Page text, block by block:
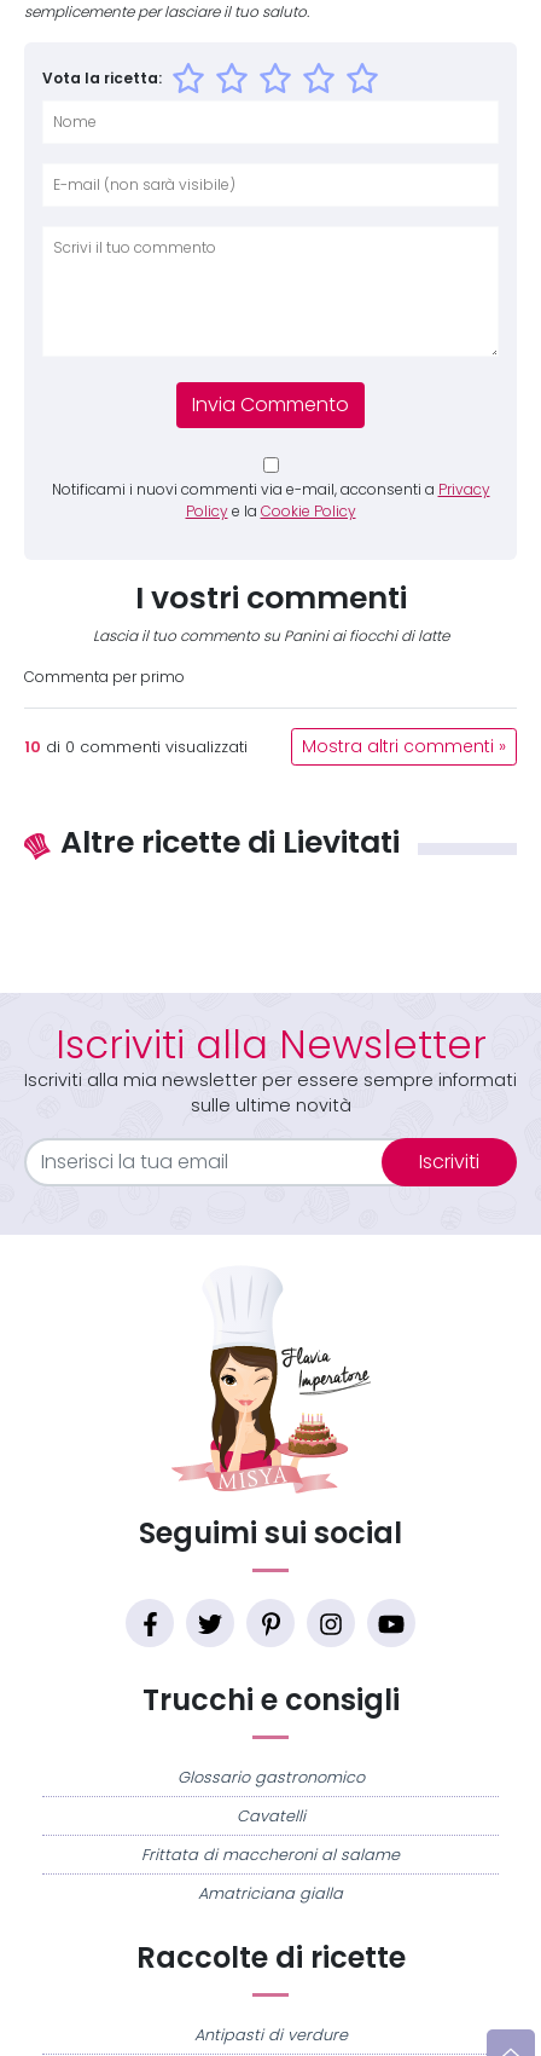
semplicemente per lasciare il tuo saluto.
Vota la ricetta:
Notificami i nuovi commenti via e-mail, acconsenti a Privacy
Policy e la Cookie Policy
I vostri commenti
Lascia il tuo commento su Panini ai fiocchi di latte
Commenta per primo
10 di 0 commenti visualizzati Mostra altri commenti »
Altre ricette di Lievitati
Iscriviti alla Newsletter
Iscriviti alla mia newsletter per essere sempre informati
sulle ultime novità
Iscriviti
Raccolte di ricette
Antipasti di verdure
Trucchi e consigli
Glossario gastronomico
Cavatelli
Frittata di maccheroni al salame
Amatriciana gialla
Seguimi sui social